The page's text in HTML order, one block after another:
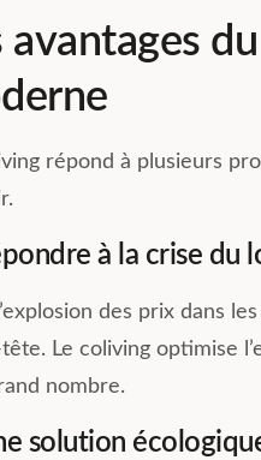
avantages
répond à plusieurs
à la crise du
des prix dans
Le coliving optimise
nombre.
solution